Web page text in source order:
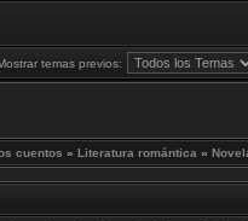
temas previos:
cuentos » Literatura romántica »